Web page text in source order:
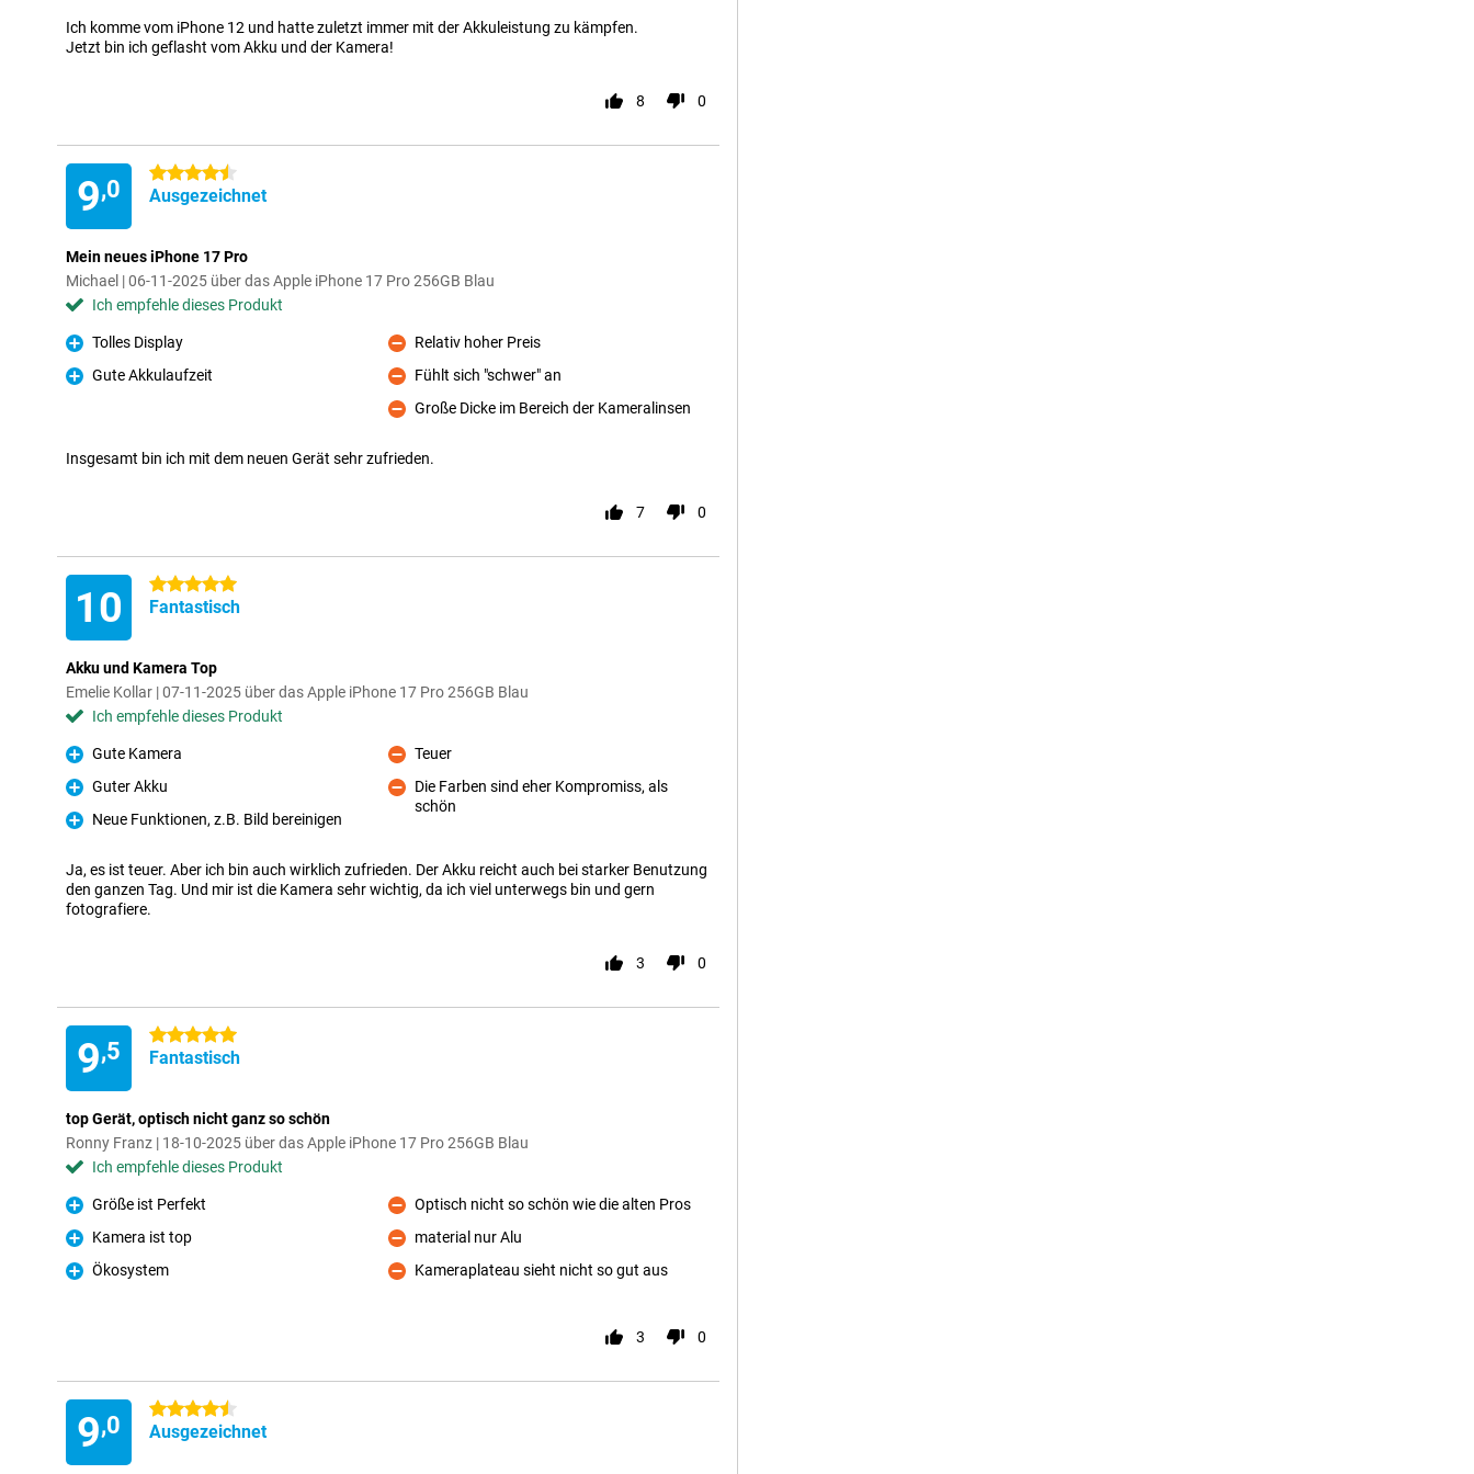
Ich komme vom iPhone 12 und hatte zuletzt immer mit der Akkuleistung zu kämpfen.
Jetzt bin ich geflasht vom Akku und der Kamera!
8 0
9,0
4.5 Sterne
Ausgezeichnet
Mein neues iPhone 17 Pro
Michael | 06-11-2025 über das Apple iPhone 17 Pro 256GB Blau
Ich empfehle dieses Produkt
Pro
Tolles Display
Pro
Gute Akkulaufzeit
Kontra
Relativ hoher Preis
Kontra
Fühlt sich "schwer" an
Kontra
Große Dicke im Bereich der Kameralinsen
Insgesamt bin ich mit dem neuen Gerät sehr zufrieden.
7 0
10 5 Sterne
Fantastisch
Akku und Kamera Top
Emelie Kollar | 07-11-2025 über das Apple iPhone 17 Pro 256GB Blau
Ich empfehle dieses Produkt
Pro
Gute Kamera
Pro
Guter Akku
Pro
Neue Funktionen, z.B. Bild bereinigen
Kontra
Teuer
Kontra
Die Farben sind eher Kompromiss, als
schön
Ja, es ist teuer. Aber ich bin auch wirklich zufrieden. Der Akku reicht auch bei starker Benutzung
den ganzen Tag. Und mir ist die Kamera sehr wichtig, da ich viel unterwegs bin und gern
fotografiere.
3 0
9,5
5 Sterne
Fantastisch
top Gerät, optisch nicht ganz so schön
Ronny Franz | 18-10-2025 über das Apple iPhone 17 Pro 256GB Blau
Ich empfehle dieses Produkt
Pro
Größe ist Perfekt
Pro
Kamera ist top
Pro
Ökosystem
Kontra
Optisch nicht so schön wie die alten Pros
Kontra
material nur Alu
Kontra
Kameraplateau sieht nicht so gut aus
3 0
9,0
4.5 Sterne
Ausgezeichnet